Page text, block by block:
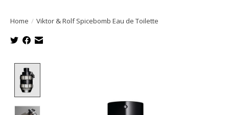
Home / Viktor & Rolf Spicebomb Eau de Toilette